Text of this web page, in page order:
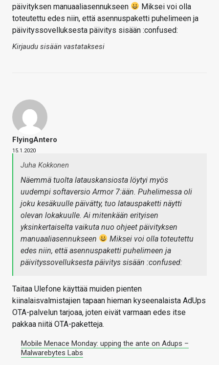
päivityksen manuaaliasennukseen
Miksei voi olla
toteutettu edes niin, että asennuspaketti puhelimeen ja
päivityssovelluksesta päivitys sisään :confused:
Kirjaudu sisään vastataksesi
FlyingAntero
15.1.2020
Juha Kokkonen
Näemmä tuolta latauskansiosta löytyi myös
uudempi softaversio Armor 7:ään. Puhelimessa oli
joku kesäkuulle päivätty, tuo latauspaketti näytti
olevan lokakuulle. Ai mitenkään erityisen
yksinkertaiselta vaikuta nuo ohjeet päivityksen
manuaaliasennukseen
Miksei voi olla toteutettu
edes niin, että asennuspaketti puhelimeen ja
päivityssovelluksesta päivitys sisään :confused:
Taitaa Ulefone käyttää muiden pienten
kiinalaisvalmistajien tapaan hieman kyseenalaista AdUps
OTA-palvelun tarjoaa, joten eivät varmaan edes itse
pakkaa niitä OTA-paketteja.
Mobile Menace Monday: upping the ante on Adups –
Malwarebytes Labs